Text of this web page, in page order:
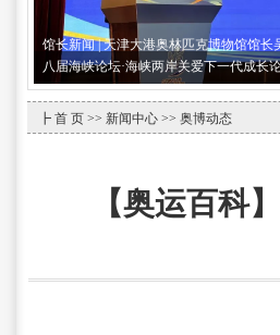
馆长新闻 | 天津大港奥林匹克博物馆馆长
八届海峡论坛·海峡两岸关爱下一代成长
┣ 首 页 >> 新闻中心 >> 奥博动态
【奥运百科